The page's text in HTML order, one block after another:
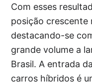
Com esses
posição crescente
destacando-se
grande volume a
Brasil. A entrada
carros híbridos é